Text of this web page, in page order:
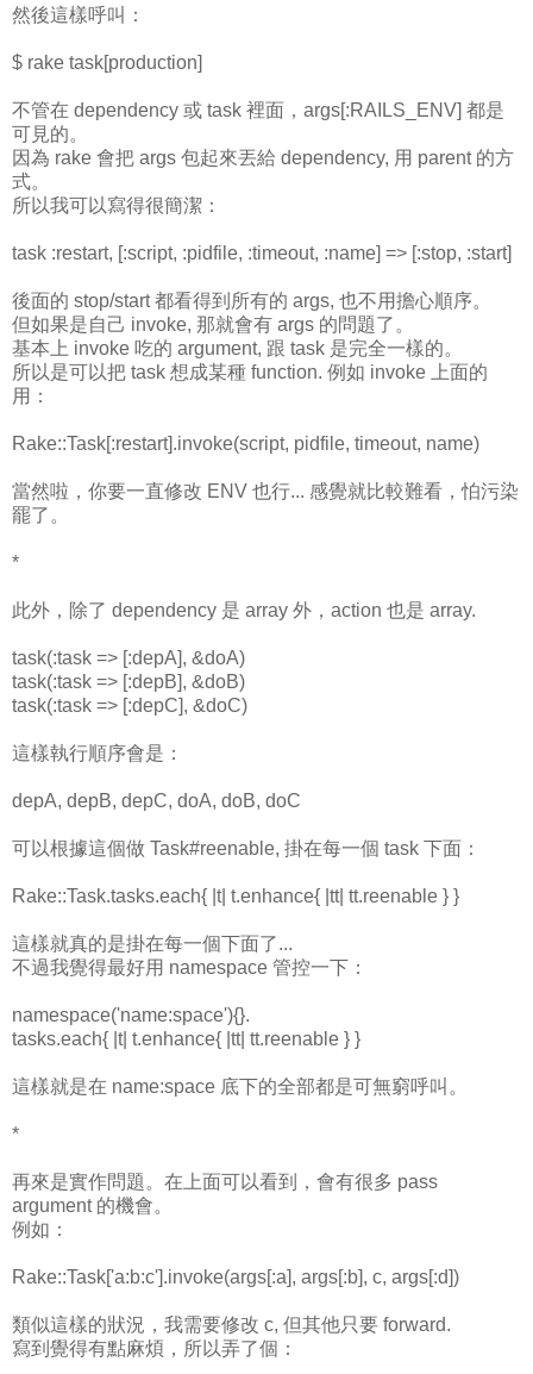
然後這樣呼叫：
$ rake task[production]
不管在 dependency 或 task 裡面，args[:RAILS_ENV] 都是
可見的。
因為 rake 會把 args 包起來丟給 dependency, 用 parent 的方
式。
所以我可以寫得很簡潔：
task :restart, [:script, :pidfile, :timeout, :name] => [:stop, :start]
後面的 stop/start 都看得到所有的 args, 也不用擔心順序。
但如果是自己 invoke, 那就會有 args 的問題了。
基本上 invoke 吃的 argument, 跟 task 是完全一樣的。
所以是可以把 task 想成某種 function. 例如 invoke 上面的
用：
Rake::Task[:restart].invoke(script, pidfile, timeout, name)
當然啦，你要一直修改 ENV 也行... 感覺就比較難看，怕污染
罷了。
*
此外，除了 dependency 是 array 外，action 也是 array.
task(:task => [:depA], &doA)
task(:task => [:depB], &doB)
task(:task => [:depC], &doC)
這樣執行順序會是：
depA, depB, depC, doA, doB, doC
可以根據這個做 Task#reenable, 掛在每一個 task 下面：
Rake::Task.tasks.each{ |t| t.enhance{ |tt| tt.reenable } }
這樣就真的是掛在每一個下面了...
不過我覺得最好用 namespace 管控一下：
namespace('name:space'){}.
tasks.each{ |t| t.enhance{ |tt| tt.reenable } }
這樣就是在 name:space 底下的全部都是可無窮呼叫。
*
再來是實作問題。在上面可以看到，會有很多 pass
argument 的機會。
例如：
Rake::Task['a:b:c'].invoke(args[:a], args[:b], c, args[:d])
類似這樣的狀況，我需要修改 c, 但其他只要 forward.
寫到覺得有點麻煩，所以弄了個：